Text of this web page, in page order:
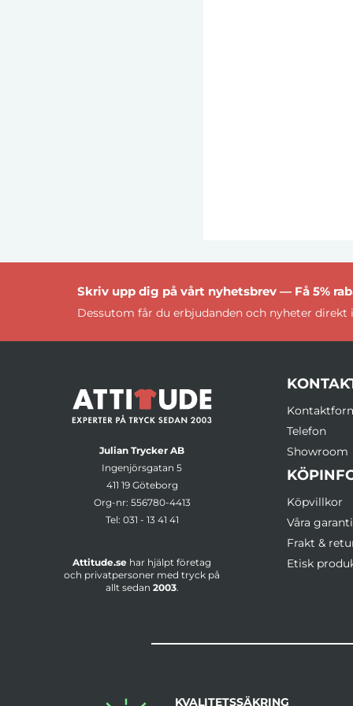
Skriv upp dig på vårt nyhetsbrev — Få 5%
Dessutom får du erbjudanden och nyheter direkt
Julian Trycker AB
Ingenjörsgatan 5
411 19 Göteborg
Org-nr: 556780-4413
Tel: 031 - 13 41 41
Attitude.se har hjälpt företag
och privatpersoner med tryck på
allt sedan 2003.
Telefon
Showroom
Köpvillkor
Våra
Frakt &
Etisk
KVALITETSSÄKRING